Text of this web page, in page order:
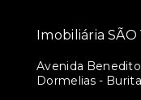
Imobiliária SÃO
Avenida Benedito
Dormelias -